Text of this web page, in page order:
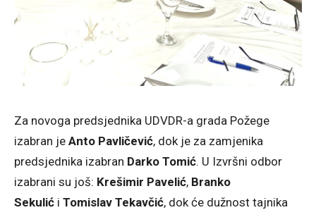
Za novoga predsjednika UDVDR-a grada Požege
izabran je Anto Pavličević, dok je za zamjenika
predsjednika izabran Darko Tomić. U Izvršni odbor
izabrani su još: Krešimir Pavelić, Branko
Sekulić i Tomislav Tekavčić, dok će dužnost tajnika